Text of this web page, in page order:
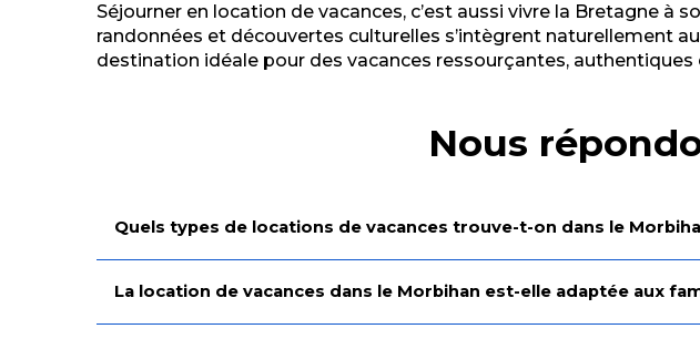
Séjourner en location de vacances, c’est aussi vivre la Bretagne
randonnées et découvertes culturelles s’intègrent naturellement
destination idéale pour des vacances ressourçantes,
Nous
Quels types de locations de vacances trouve-t-on dans le
La location de vacances dans le Morbihan est-elle adaptée aux